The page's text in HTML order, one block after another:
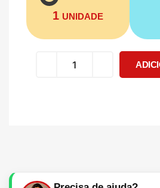
1 UNIDADE